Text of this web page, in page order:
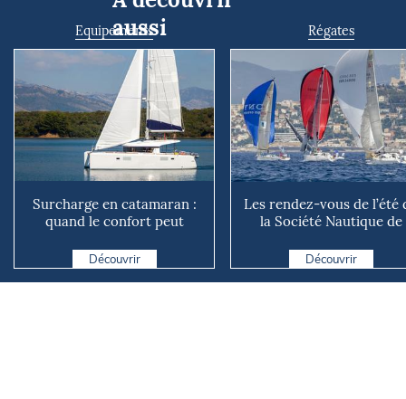
aussi
Equipements
Surcharge en catamaran :
quand le confort peut
Découvrir
Régates
Les rendez-vous de l’été
la Société Nautique de
Découvrir